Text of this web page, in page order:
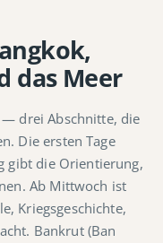
das Meer
drei Abschnitte, die
Die ersten Tage
gibt die Orientierung,
Ab Mittwoch ist
Kriegsgeschichte,
Bankrut (Ban